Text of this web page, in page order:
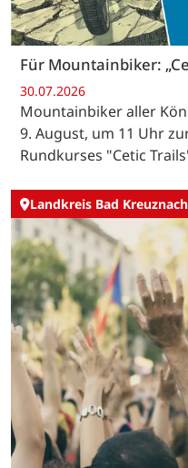
Für Mountainbiker:
30.07.2026
Mountainbiker aller
9. August, um 11 Uhr
Rundkurses "Cetic
Landkreis Bad Kreuznach